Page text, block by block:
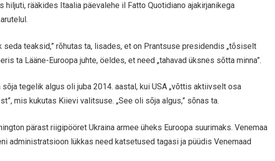
hiljuti, rääkides Itaalia päevalehe il Fatto Quotidiano ajakirjanikega
seda teaksid,” rõhutas ta, lisades, et on Prantsuse presidendis „tõsiselt
ta Lääne-Euroopa juhte, öeldes, et need „tahavad üksnes sõtta minna”.
sõja tegelik algus oli juba 2014. aastal, kui USA „võttis aktiivselt osa
mis kukutas Kiievi valitsuse. „See oli sõja algus,” sõnas ta.
pärast riigipööret Ukraina armee üheks Euroopa suurimaks. Venemaa
administratsioon lükkas need katsetused tagasi ja püüdis Venemaad